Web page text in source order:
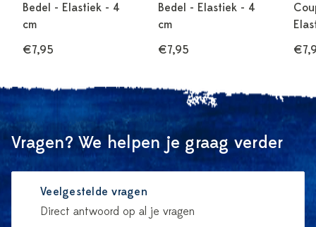
Bedel - Elastiek - 4
cm
€7,95
Bedel - Elastiek - 4
cm
€7,95
Vragen? We helpen je graag verder
Veelgestelde vragen
Direct antwoord op al je vragen